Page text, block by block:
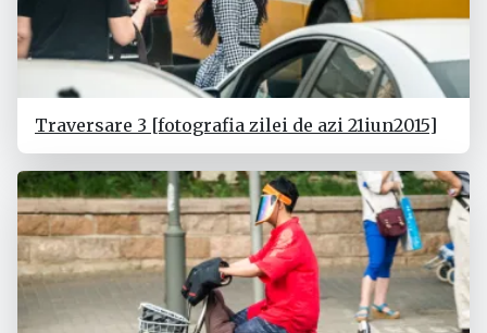
Traversare 3 [fotografia zilei de azi 21iun2015]